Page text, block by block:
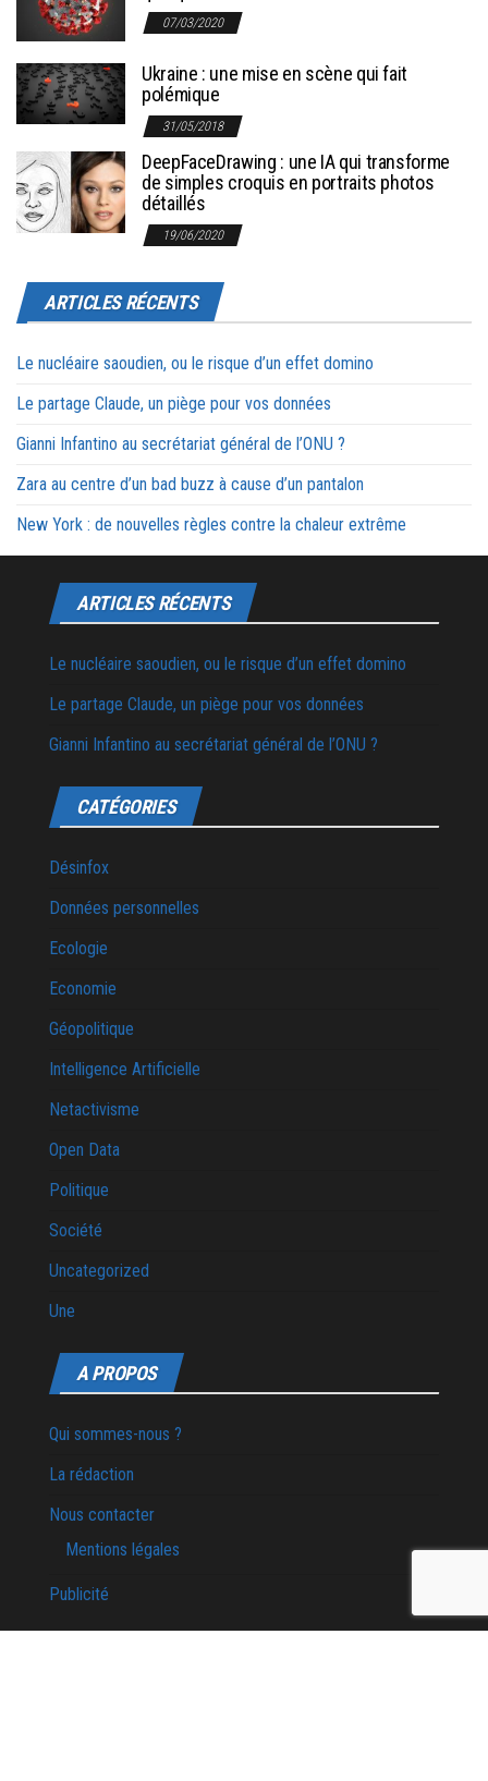
07/03/2020
Ukraine : une mise en scène qui fait
polémique
31/05/2018
DeepFaceDrawing : une IA qui transforme
de simples croquis en portraits photos
détaillés
19/06/2020
ARTICLES RÉCENTS
Le nucléaire saoudien, ou le risque d’un effet domino
Le partage Claude, un piège pour vos données
Gianni Infantino au secrétariat général de l’ONU ?
Zara au centre d’un bad buzz à cause d’un pantalon
New York : de nouvelles règles contre la chaleur extrême
ARTICLES RÉCENTS
Le nucléaire saoudien, ou le risque d’un effet domino
Le partage Claude, un piège pour vos données
Gianni Infantino au secrétariat général de l’ONU ?
CATÉGORIES
Désinfox
Données personnelles
Ecologie
Economie
Géopolitique
Intelligence Artificielle
Netactivisme
Open Data
Politique
Société
Uncategorized
Une
A PROPOS
Qui sommes-nous ?
La rédaction
Nous contacter
Mentions légales
Publicité